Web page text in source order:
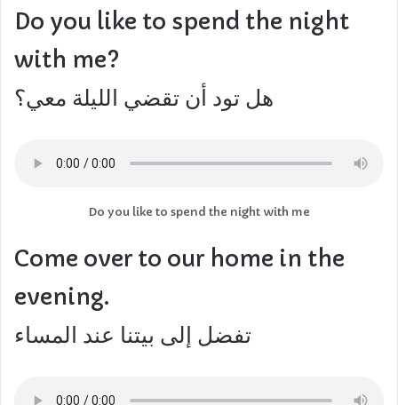
Do you like to spend the night
with me?
هل تود أن تقضي الليلة معي؟
Do you like to spend the night with me
Come over to our home in the
evening.
تفضل إلى بيتنا عند المساء